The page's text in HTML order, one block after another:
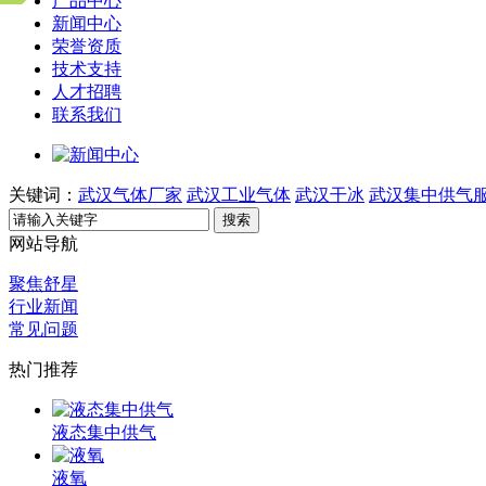
新闻中心
荣誉资质
技术支持
人才招聘
联系我们
关键词： 武汉气体厂家 武汉工业气体 武汉干冰 武汉集中供气
搜索
网站导航
聚焦舒星
行业新闻
常见问题
热门推荐
液态集中供气
液氧